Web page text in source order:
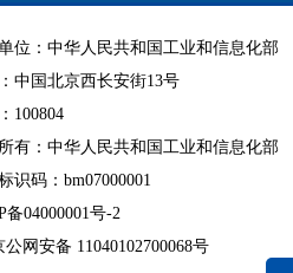
位：中华人民共和国工业和信息化部
中国北京西长安街13号
100804
有：中华人民共和国工业和信息化部
识码：bm07000001
备04000001号-2
公网安备 11040102700068号